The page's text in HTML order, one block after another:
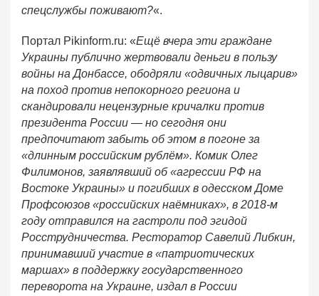
спецслужбы поживают?«.
Портал Pikinform.ru: «Ещё вчера эти граждане
Украины публично жертвовали деньги в пользу
войны на Донбассе, ободряли «одвичных лыцарив»
на поход против непокорного региона и
скандировали нецензурные кричалки против
президента России — но сегодня они
предпочитают забыть об этом в погоне за
«длинным российским рублём». Комик Олег
Филимонов, заявлявший об «агрессии РФ на
Востоке Украины» и погибших в одесском Доме
Профсоюзов «российских наёмниках», в 2018-м
году отправился на гастроли под эгидой
Росструдничества. Ресторатор Савелий Либкин,
принимавший участие в «патриотических
маршах» в поддержку государственного
переворота на Украине, издал в России